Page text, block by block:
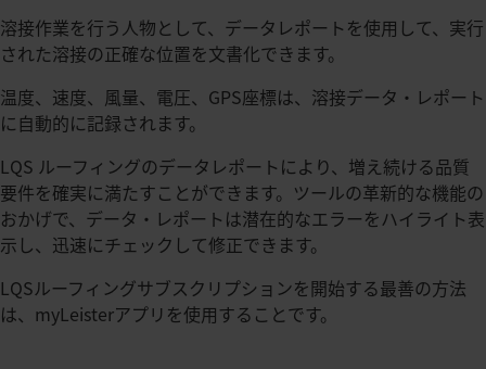
溶接作業を行う人物として、データレポートを使用して、実行
された溶接の正確な位置を文書化できます。
温度、速度、風量、電圧、GPS座標は、溶接データ・レポート
に自動的に記録されます。
LQS ルーフィングのデータレポートにより、増え続ける品質
要件を確実に満たすことができます。ツールの革新的な機能の
おかげで、データ・レポートは潜在的なエラーをハイライト表
示し、迅速にチェックして修正できます。
LQSルーフィングサブスクリプションを開始する最善の方法
は、myLeisterアプリを使用することです。